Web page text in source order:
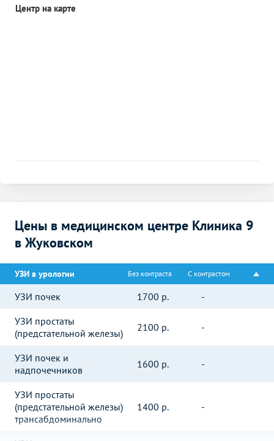
Центр на карте
Цены в медицинском центре Клиника 9
в Жуковском
УЗИ в урологии Без контраста С контрастом
УЗИ почек 1700 р.
-
УЗИ простаты
(предстательной железы)
2100 р. -
УЗИ почек и
надпочечников
1600 р. -
УЗИ простаты
(предстательной железы)
трансабдоминально
1400 р. -